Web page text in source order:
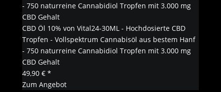
CBD Öl 10% von Vital24-30ML - Hochdosierte CBD
Tropfen - Vollspektrum Cannabisöl aus bestem Hanf
- 750 naturreine Cannabidiol Tropfen mit 3.000 mg
CBD Gehalt
49,90 € *
Zum Angebot